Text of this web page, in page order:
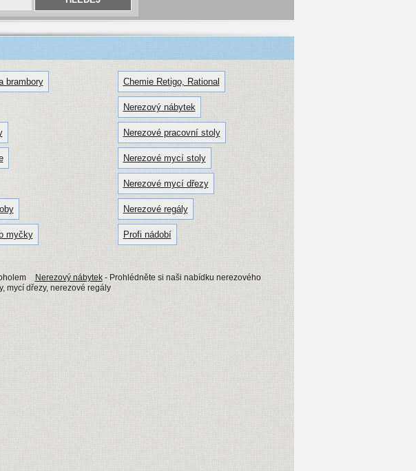
brambory
myčky
Chemie Retigo, Rational
Nerezový nábytek
Nerezové pracovní stoly
Nerezové mycí stoly
Nerezové mycí dřezy
Nerezové regály
Profi nádobí
Nerezový nábytek - Prohlédněte si naši nabídku nerezového
mycí dřezy, nerezové regály